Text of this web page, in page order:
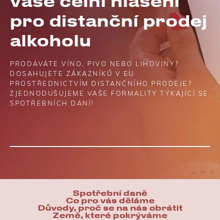
pro distanční prodej
alkoholu
PRODÁVÁTE VÍNO, PIVO NEBO LIHOVINY?
DOSAHUJETE ZÁKAZNÍKŮ V EU
PROSTŘEDNICTVÍM DISTANČNÍHO PRODEJE?
ZJEDNODUŠUJEME VAŠE FORMALITY TÝKAJÍCÍ SE
SPOTŘEBNÍCH DANÍ!
Spotřební daně
Co pro vás děláme
Důvody, proč se na nás obrátit
Země, které pokrýváme